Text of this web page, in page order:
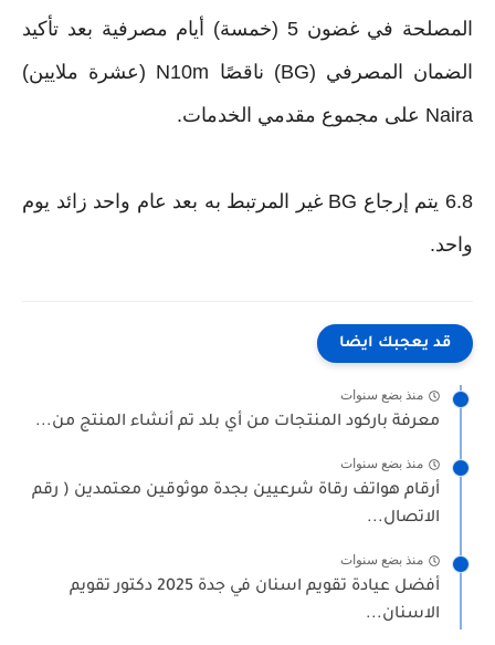
المصلحة في غضون 5 (خمسة) أيام مصرفية بعد تأكيد
الضمان المصرفي (BG) ناقصًا N10m (عشرة ملايين)
Naira على مجموع مقدمي الخدمات.
6.8 يتم إرجاع BG غير المرتبط به بعد عام واحد زائد يوم
واحد.
قد يعجبك ايضا
منذ بضع سنوات
معرفة باركود المنتجات من أي بلد تم أنشاء المنتج من...
منذ بضع سنوات
أرقام هواتف رقاة شرعيين بجدة موثوقين معتمدين ( رقم
الاتصال...
منذ بضع سنوات
أفضل عيادة تقويم اسنان في جدة 2025 دكتور تقويم
الاسنان...